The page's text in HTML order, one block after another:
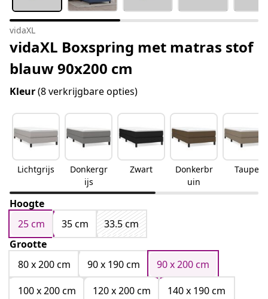
vidaXL
vidaXL Boxspring met matras stof
blauw 90x200 cm
Kleur(8 verkrijgbare opties)
Lichtgrijs
Donkergr
ijs
Zwart
Donkerbr
uin
Taupe
Hoogte
25 cm
35 cm
33.5 cm
Grootte
80 x 200 cm
90 x 190 cm
90 x 200 cm
100 x 200 cm
120 x 200 cm
140 x 190 cm